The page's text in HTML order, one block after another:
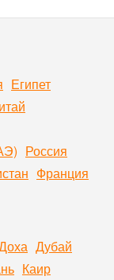
Египет
Россия
Франция
Дубай
Каир